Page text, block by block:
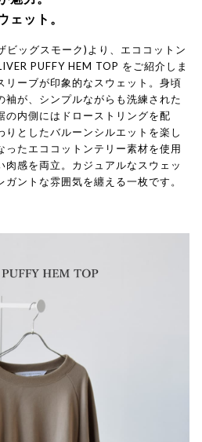
ェット。
ビッグスモーク)より、エココットン
PUFFY HEM TOP をご紹介しま
リーブが印象的なスウェット。身頃
袖が、シンプルながらも洗練された
の内側にはドローストリングを配
りとしたバルーンシルエットを楽し
ったエココットンテリー素材を使用
肉感を両立。カジュアルなスウェッ
ガントな雰囲気を纏える一枚です。